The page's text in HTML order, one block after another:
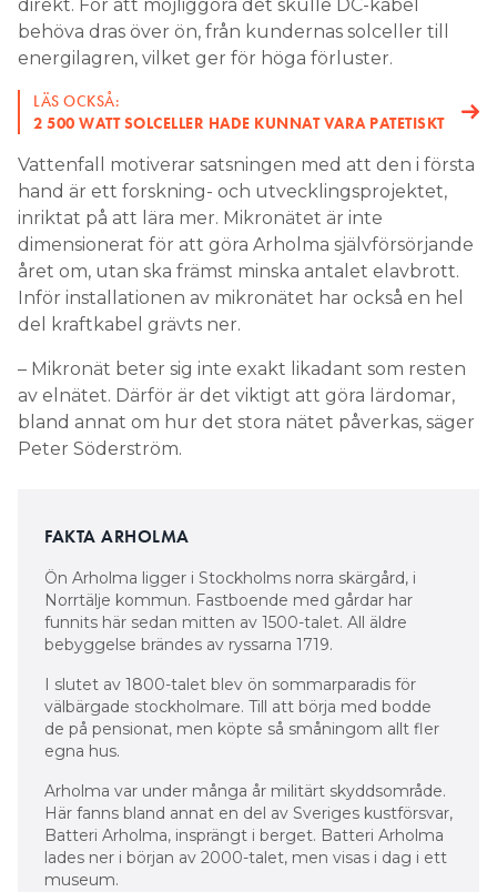
direkt. För att möjliggöra det skulle DC-kabel
behöva dras över ön, från kundernas solceller till
energilagren, vilket ger för höga förluster.
LÄS OCKSÅ:
2 500 WATT SOLCELLER HADE KUNNAT VARA PATETISKT
Vattenfall motiverar satsningen med att den i första
hand är ett forskning- och utvecklingsprojektet,
inriktat på att lära mer. Mikronätet är inte
dimensionerat för att göra Arholma självförsörjande
året om, utan ska främst minska antalet elavbrott.
Inför installationen av mikronätet har också en hel
del kraftkabel grävts ner.
– Mikronät beter sig inte exakt likadant som resten
av elnätet. Därför är det viktigt att göra lärdomar,
bland annat om hur det stora nätet påverkas, säger
Peter Söderström.
FAKTA ARHOLMA
Ön Arholma ligger i Stockholms norra skärgård, i
Norrtälje kommun. Fastboende med gårdar har
funnits här sedan mitten av 1500-talet. All äldre
bebyggelse brändes av ryssarna 1719.
I slutet av 1800-talet blev ön sommarparadis för
välbärgade stockholmare. Till att börja med bodde
de på pensionat, men köpte så småningom allt fler
egna hus.
Arholma var under många år militärt skyddsområde.
Här fanns bland annat en del av Sveriges kustförsvar,
Batteri Arholma, insprängt i berget. Batteri Arholma
lades ner i början av 2000-talet, men visas i dag i ett
museum.